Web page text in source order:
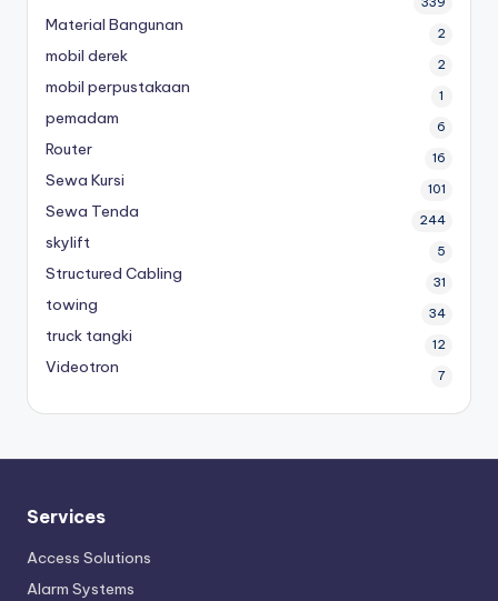
Material Bangunan 2
mobil derek 2
mobil perpustakaan 1
pemadam 6
Router 16
Sewa Kursi 101
Sewa Tenda 244
skylift 5
Structured Cabling 31
towing 34
truck tangki 12
Videotron 7
Services
Access Solutions
Alarm Systems